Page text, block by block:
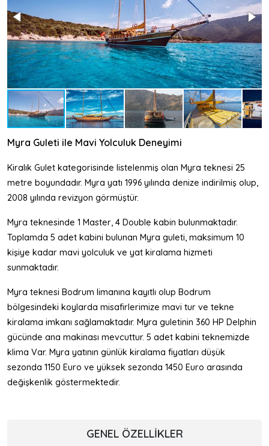
Myra Guleti ile Mavi Yolculuk Deneyimi
Kiralık Gulet kategorisinde listelenmiş olan Myra teknesi 25
metre boyundadır. Myra yatı 1996 yılında denize indirilmiş olup,
2008 yılında revizyon görmüştür.
Myra teknesinde 1 Master, 4 Double kabin bulunmaktadır.
Toplamda 5 adet kabini bulunan Myra guleti, maksimum 10
kişiye kadar mavi yolculuk ve yat kiralama hizmeti
sunmaktadır.
Myra teknesi Bodrum limanına kayıtlı olup Bodrum
bölgesindeki koylarda misafirlerimize mavi tur ve tekne
kiralama imkanı sağlamaktadır. Myra guletinin 360 HP Delphin
gücünde ana makinası mevcuttur. 5 adet kabini teknemizde
klima Var. Myra yatının günlük kiralama fiyatları düşük
sezonda 1150 Euro ve yüksek sezonda 1450 Euro arasında
değişkenlik göstermektedir.
GENEL ÖZELLIKLER